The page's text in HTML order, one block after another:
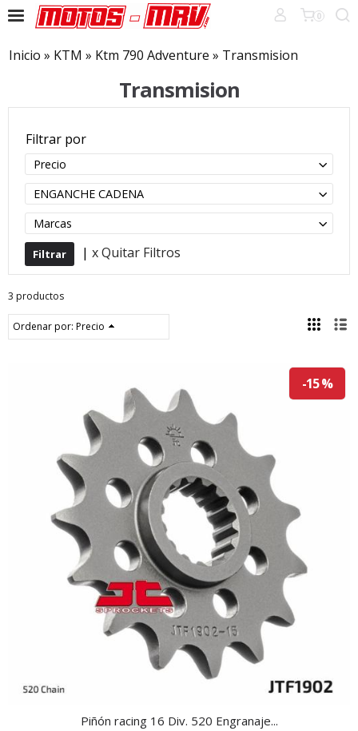
0
Inicio » KTM » Ktm 790 Adventure » Transmision
Transmision
Filtrar por
Precio
ENGANCHE CADENA
Marcas
| x Quitar Filtros
3 productos
Ordenar por: Precio
-15 %
Piñón racing 16 Div. 520 Engranaje...